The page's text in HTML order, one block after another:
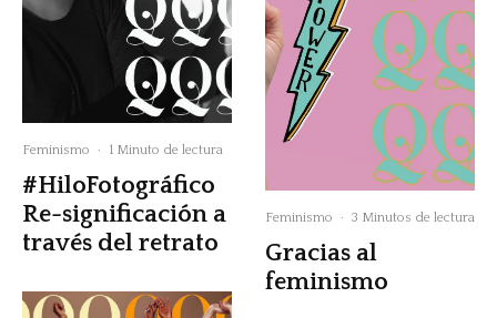
Feminismo · 1 Minuto de lectura
#HiloFotográfico
Re-significación a
través del retrato
Feminismo · 3 Minutos de lectura
Gracias al
feminismo